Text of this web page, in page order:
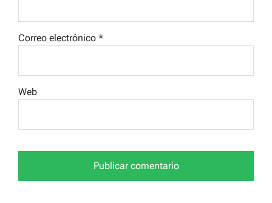
Correo electrónico *
Web